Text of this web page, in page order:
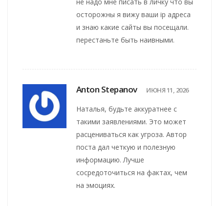
осторожны я вижу ваши ip адреса
и знаю какие сайты вы посещали.
перестаньте быть наивными.
Anton Stepanov ИЮНЯ 11, 2026
Наталья, будьте аккуратнее с
такими заявлениями. Это может
расцениваться как угроза. Автор
поста дал четкую и полезную
информацию. Лучше
сосредоточиться на фактах, чем
на эмоциях.